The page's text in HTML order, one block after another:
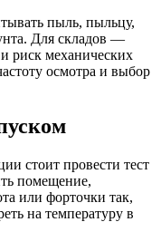
пыль, пыльцу,
Для складов —
риск механических
осмотра и выбор
стоит провести тест
помещение,
или форточки так,
на температуру в